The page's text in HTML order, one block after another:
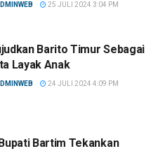
25 JULI 2024 3:04 PM
Barito Timur Sebagai
Layak Anak
24 JULI 2024 4:09 PM
Bartim Tekankan